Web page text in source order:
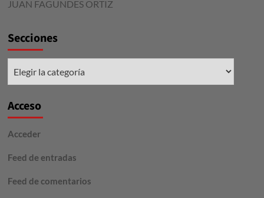
JUAN FAGUNDES ORTIZ
Secciones
Acceso
Acceder
Feed de entradas
Feed de comentarios